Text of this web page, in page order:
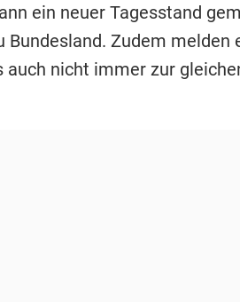
ein neuer Tagesstand
Bundesland. Zudem melden
auch nicht immer zur